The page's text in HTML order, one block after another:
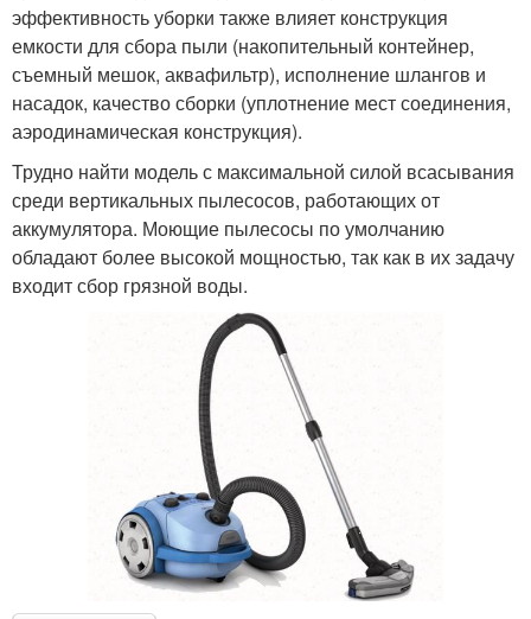
эффективность уборки также влияет конструкция
емкости для сбора пыли (накопительный контейнер,
съемный мешок, аквафильтр), исполнение шлангов и
насадок, качество сборки (уплотнение мест соединения,
аэродинамическая конструкция).
Трудно найти модель с максимальной силой всасывания
среди вертикальных пылесосов, работающих от
аккумулятора. Моющие пылесосы по умолчанию
обладают более высокой мощностью, так как в их задачу
входит сбор грязной воды.